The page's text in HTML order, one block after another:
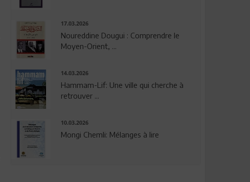
17.03.2026
Noureddine Dougui : Comprendre le
Moyen-Orient, ...
14.03.2026
Hammam-Lif: Une ville qui cherche à
retrouver ...
10.03.2026
Mongi Chemli: Mélanges à lire